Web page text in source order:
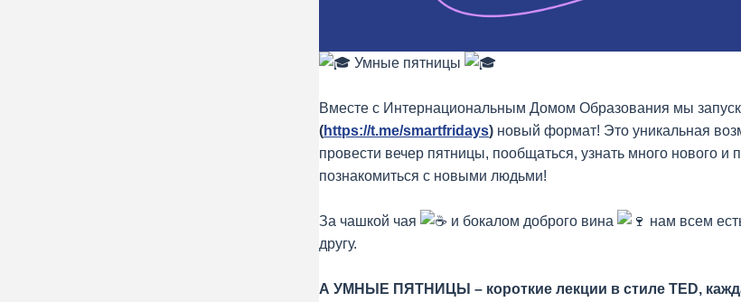
Умные пятницы
Вместе с Интернациональным Домом Образования мы
(https://t.me/smartfridays) новый формат! Это уникальная
провести вечер пятницы, пообщаться, узнать много нового и
познакомиться с новыми людьми!
За чашкой чая и бокалом доброго вина
нам всем
другу.
А УМНЫЕ ПЯТНИЦЫ – короткие лекции в стиле TED,